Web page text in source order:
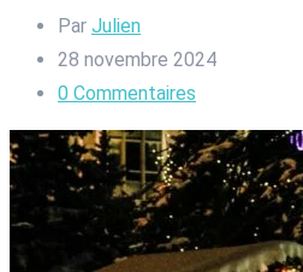
Par Julien
28 novembre 2024
0 Commentaires